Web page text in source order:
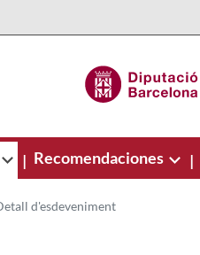
| Recomendaciones |
d'esdeveniment